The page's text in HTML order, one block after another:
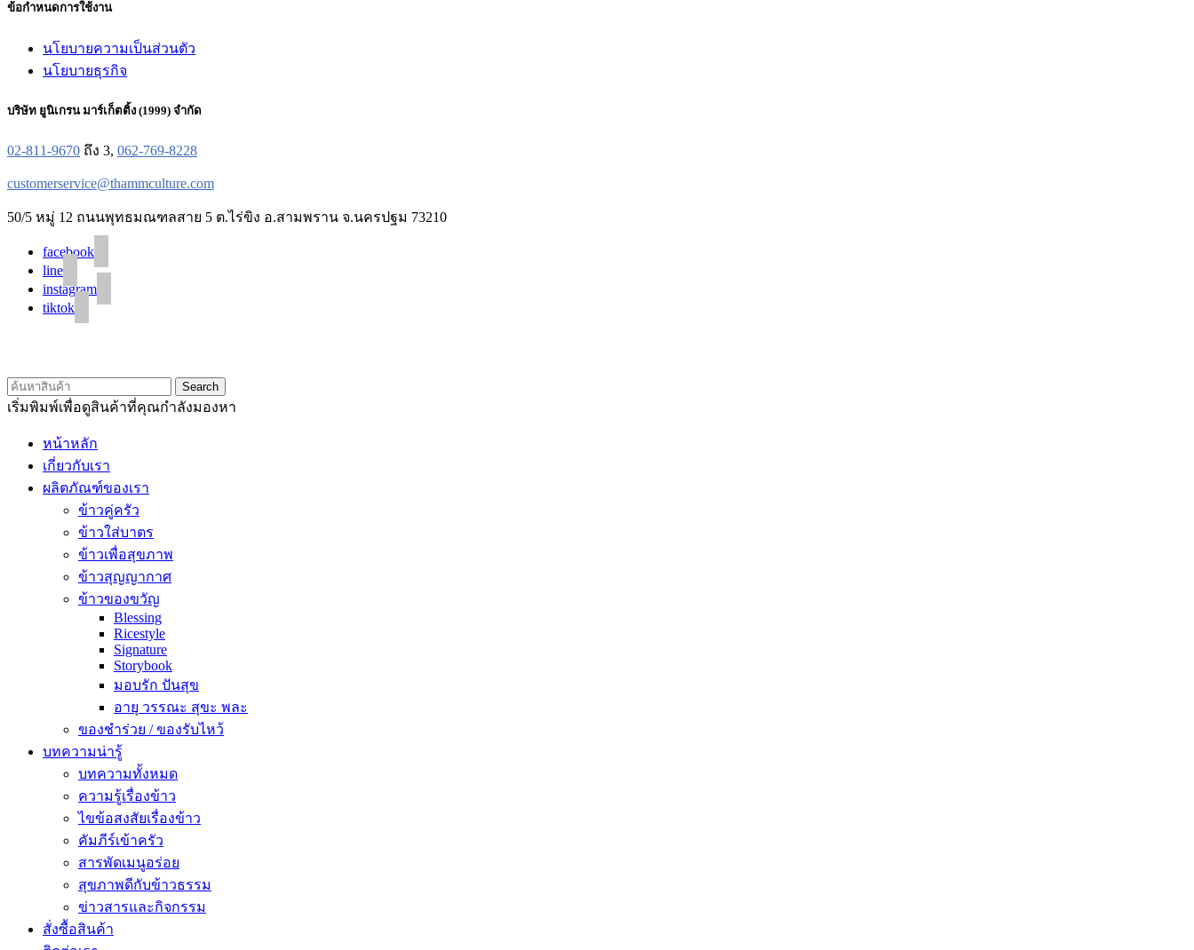
ข้อกำหนดการใช้งาน
นโยบายความเป็นส่วนตัว
นโยบายธุรกิจ
บริษัท ยูนิเกรน มาร์เก็ตติ้ง (1999) จำกัด
02-811-9670 ถึง 3, 062-769-8228
customerservice@thammculture.com
50/5 หมู่ 12 ถนนพุทธมณฑลสาย 5 ต.ไร่ขิง อ.สามพราน จ.นครปฐม 73210
facebook
line
instagram
tiktok
Search
เริ่มพิมพ์เพื่อดูสินค้าที่คุณกำลังมองหา
หน้าหลัก
เกี่ยวกับเรา
ผลิตภัณฑ์ของเรา
ข้าวคู่ครัว
ข้าวใส่บาตร
ข้าวเพื่อสุขภาพ
ข้าวสุญญากาศ
ข้าวของขวัญ
Blessing
Ricestyle
Signature
Storybook
มอบรัก ปันสุข
อายุ วรรณะ สุขะ พละ
ของชำร่วย / ของรับไหว้
บทความน่ารู้
บทความทั้งหมด
ความรู้เรื่องข้าว
ไขข้อสงสัยเรื่องข้าว
คัมภีร์เข้าครัว
สารพัดเมนูอร่อย
สุขภาพดีกับข้าวธรรม
ข่าวสารและกิจกรรม
สั่งซื้อสินค้า